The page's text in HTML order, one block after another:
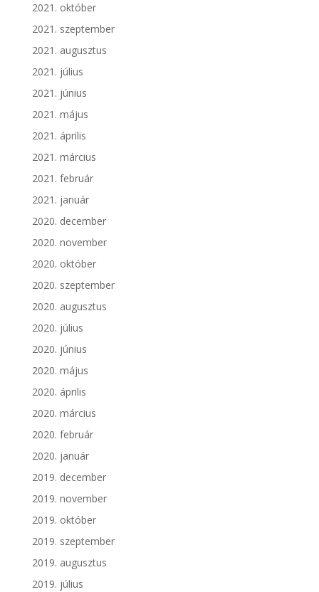
2021. október
2021. szeptember
2021. augusztus
2021. július
2021. június
2021. május
2021. április
2021. március
2021. február
2021. január
2020. december
2020. november
2020. október
2020. szeptember
2020. augusztus
2020. július
2020. június
2020. május
2020. április
2020. március
2020. február
2020. január
2019. december
2019. november
2019. október
2019. szeptember
2019. augusztus
2019. július